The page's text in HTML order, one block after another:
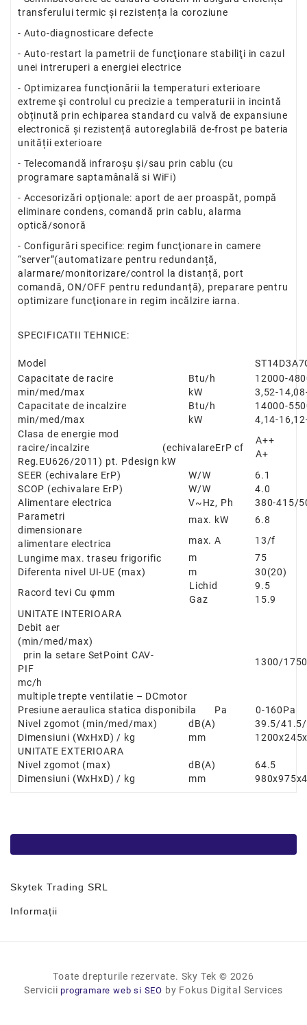
transferului termic și rezistența la coroziune
- Auto-diagnosticare defecte
- Auto-restart la pametrii de funcţionare stabiliţi in cazul
unei intreruperi a energiei electrice
- Optimizarea funcţionării la temperaturi exterioare
extreme şi controlul cu precizie a temperaturii in incintă
obținută prin echiparea standard cu valvă de expansiune
electronică și rezistență autoreglabilă de-frost pe bateria
unității exterioare
- Telecomandă infraroșu și/sau prin cablu (cu
programare saptamânală si WiFi)
- Accesorizări opţionale: aport de aer proaspăt, pompă
eliminare condens, comandă prin cablu, alarma
optică/sonoră
- Configurări specifice: regim funcţionare in camere
“server”(automatizare pentru redundanță,
alarmare/monitorizare/control la distanță, port
comandă, ON/OFF pentru redundanță), preparare pentru
optimizare funcţionare in regim incălzire iarna.
SPECIFICATII TEHNICE:
Model
Capacitate de racire
min/med/max
Btu/h 12000-
kW
3,52-
Capacitate de incalzire
min/med/max
Btu/h 14000-
kW
4,14-
Clasa de energie mod
racire/incalzire (echivalareErP cf
Reg.EU626/2011) pt. Pdesign kW
A++
A+
SEER (echivalare ErP)
W/W
6.1
SCOP (echivalare ErP)
W/W
4.0
Alimentare electrica
V~Hz, Ph
380-415/
Parametri
dimensionare
alimentare electrica
max. kW
6.8
max. A
13/f
Lungime max. traseu frigorific
m
75
Diferenta nivel UI-UE (max)
m
30(20)
Racord tevi Cuφmm
Lichid
9.5
Gaz
15.9
UNITATE INTERIOARA
Debit aer
(min/med/max)
prin la setare SetPoint CAV-
PIF
mc/h
multiple trepte ventilatie – DCmotor
1300/
Presiune aeraulica statica disponibila Pa
0-160Pa
Nivel zgomot (min/med/max)
dB(A)
39.5/
Dimensiuni (WxHxD) / kg
mm
UNITATE EXTERIOARA
Nivel zgomot (max)
dB(A)
64.5
Dimensiuni (WxHxD) / kg
mm
Skytek Trading SRL
Informații
Toate drepturile rezervate. Sky Tek © 2026
Serviciiprogramare web si SEO by Fokus Digital Services